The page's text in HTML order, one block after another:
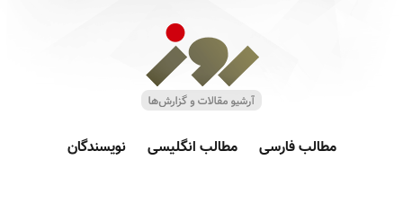
مطالب فارسی مطالب انگلیسی نویسندگان